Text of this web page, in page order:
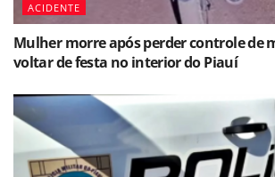
ACIDENTE
Mulher morre após perder controle de
voltar de festa no interior do Piauí